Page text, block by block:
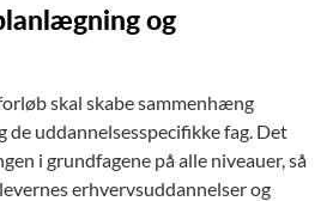
(obligatorisk med eux)
med specialer
og
skal skabe sammenhæng
de uddannelsesspecifikke fag. Det
i grundfagene på alle niveauer, så
erhvervsuddannelser og